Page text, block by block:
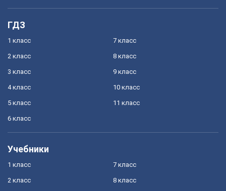
ГДЗ
1 класс
2 класс
3 класс
4 класс
5 класс
6 класс
7 класс
8 класс
9 класс
10 класс
11 класс
Учебники
1 класс
2 класс
7 класс
8 класс